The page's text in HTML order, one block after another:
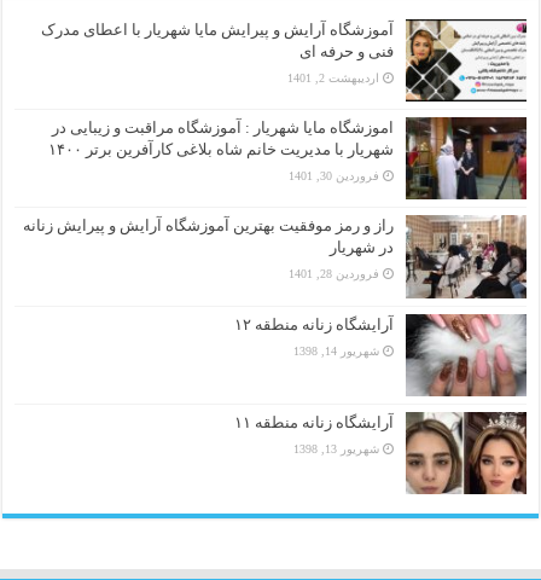
آموزشگاه آرایش و پیرایش مایا شهریار با اعطای مدرک
فنی و حرفه ای
اردیبهشت 2, 1401
اموزشگاه مایا شهریار : آموزشگاه مراقبت و زیبایی در
شهریار با مدیریت خانم شاه بلاغی کارآفرین برتر ۱۴۰۰
فروردین 30, 1401
راز و رمز موفقیت بهترین آموزشگاه آرایش و پیرایش زنانه
در شهریار
فروردین 28, 1401
آرایشگاه زنانه منطقه ۱۲
شهریور 14, 1398
آرایشگاه زنانه منطقه ۱۱
شهریور 13, 1398